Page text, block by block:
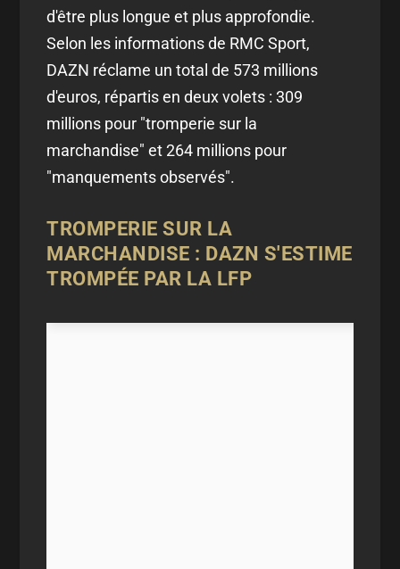
d'être plus longue et plus approfondie.
Selon les informations de RMC Sport,
DAZN réclame un total de 573 millions
d'euros, répartis en deux volets : 309
millions pour "tromperie sur la
marchandise" et 264 millions pour
"manquements observés".
TROMPERIE SUR LA
MARCHANDISE : DAZN S'ESTIME
TROMPÉE PAR LA LFP